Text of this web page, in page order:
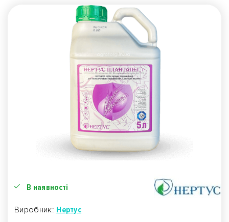
В наявності
Виробник: Нертус